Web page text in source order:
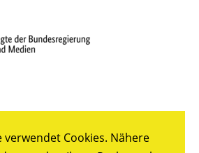
verwendet Cookies. Nähere